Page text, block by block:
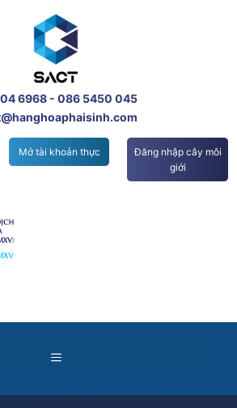
6968 - 086 5450 045
Mở tài khoản thực
Đăng nhập cây môi
giới
Menu